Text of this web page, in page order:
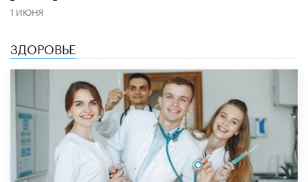
1 ИЮНЯ
ЗДОРОВЬЕ